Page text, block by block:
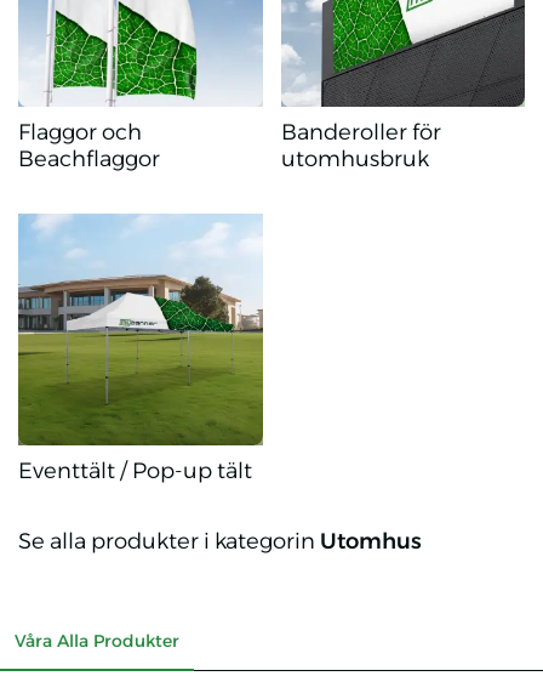
Flaggor och
Beachflaggor
Banderoller för
utomhusbruk
Eventtält / Pop-up tält
Se alla produkter i kategorin Utomhus
Våra Alla Produkter